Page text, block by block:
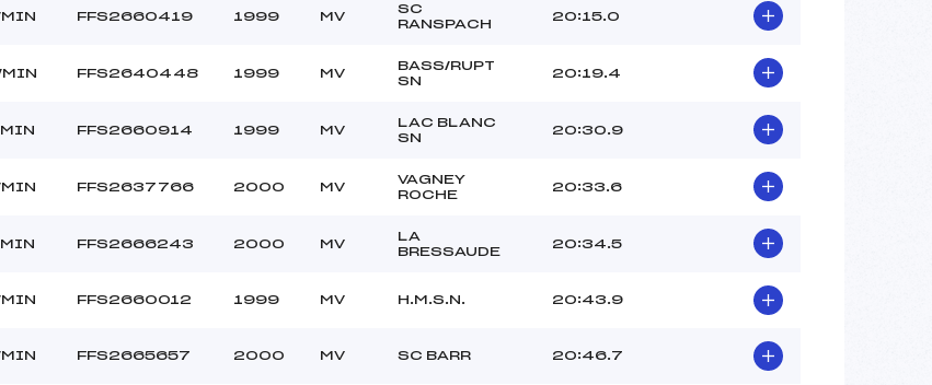
FFS2660419 1999 MV
SC
RANSPACH
20:15.0
FFS2640448 1999 MV
BASS/RUPT
SN
20:19.4
FFS2660914 1999 MV
LAC BLANC
SN
20:30.9
FFS2637766 2000 MV
VAGNEY
ROCHE
20:33.6
FFS2666243 2000 MV
LA
BRESSAUDE
20:34.5
FFS2660012 1999 MV H.M.S.N. 20:43.9
FFS2665657 2000 MV SC BARR 20:46.7